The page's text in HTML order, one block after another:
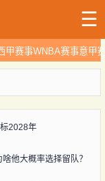
☰
甲赛事WNBA赛事意甲
2028年
他大概率选择留队？